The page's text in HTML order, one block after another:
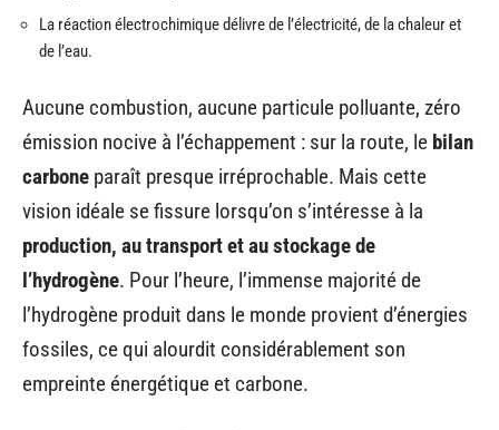
La réaction électrochimique délivre de l’électricité, de la chaleur et
de l’eau.
Aucune combustion, aucune particule polluante, zéro
émission nocive à l’échappement : sur la route, le bilan
carbone paraît presque irréprochable. Mais cette
vision idéale se fissure lorsqu’on s’intéresse à la
production, au transport et au stockage de
l’hydrogène. Pour l’heure, l’immense majorité de
l’hydrogène produit dans le monde provient d’énergies
fossiles, ce qui alourdit considérablement son
empreinte énergétique et carbone.